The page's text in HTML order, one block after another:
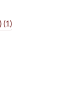
(1)